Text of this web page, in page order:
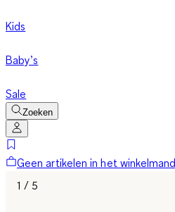
Kids
Baby’s
Sale
Zoeken
Geen artikelen in het
1 / 5